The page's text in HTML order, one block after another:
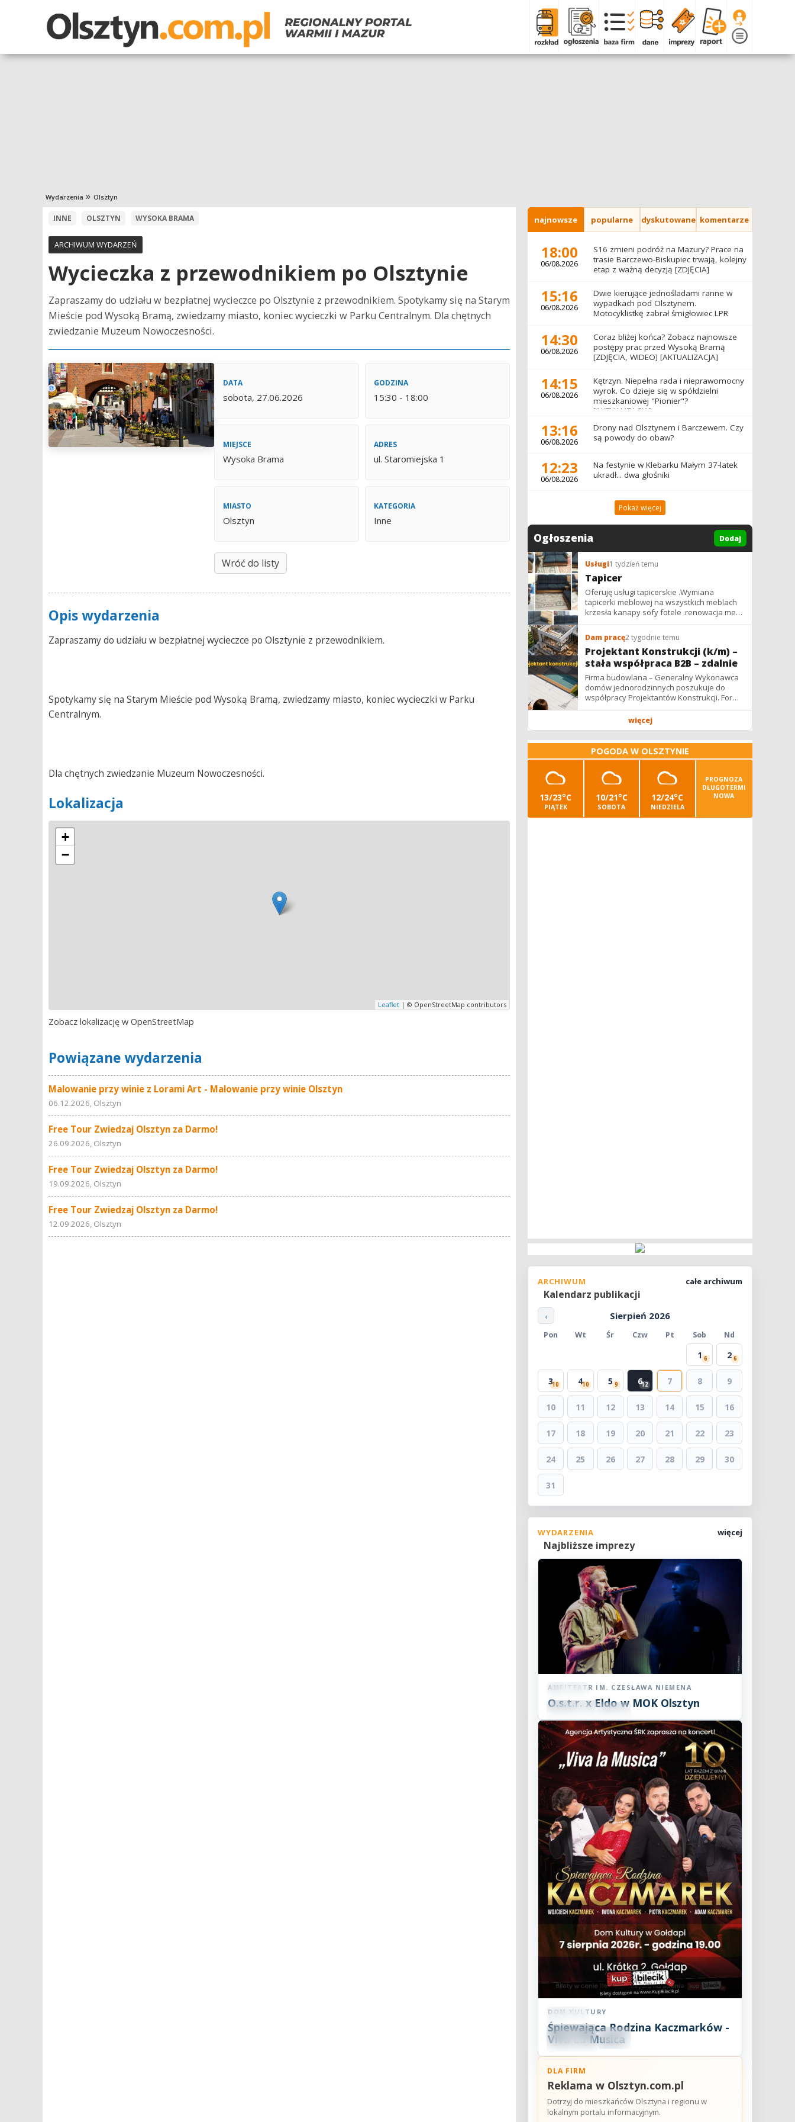
Wydarzenia Olsztyn
INNE OLSZTYN WYSOKA BRAMA
ARCHIWUM WYDARZEŃ
Wycieczka z przewodnikiem po Olsztynie
Zapraszamy do udziału w bezpłatnej wycieczce po Olsztynie z przewodnikiem. Spotykamy się na Starym
Mieście pod Wysoką Bramą, zwiedzamy miasto, koniec wycieczki w Parku Centralnym. Dla chętnych
zwiedzanie Muzeum Nowoczesności.
DATA
sobota, 27.06.2026
GODZINA
15:30 - 18:00
MIEJSCE
Wysoka Brama
ADRES
ul. Staromiejska 1
MIASTO
Olsztyn
KATEGORIA
Inne
Wróć do listy
Opis wydarzenia
Zapraszamy do udziału w bezpłatnej wycieczce po Olsztynie z przewodnikiem.
Spotykamy się na Starym Mieście pod Wysoką Bramą, zwiedzamy miasto, koniec wycieczki w Parku
Centralnym.
Dla chętnych zwiedzanie Muzeum Nowoczesności.
Lokalizacja
+
−
Leaflet | © OpenStreetMap contributors
Zobacz lokalizację w OpenStreetMap
Powiązane wydarzenia
Malowanie przy winie z Lorami Art - Malowanie przy winie Olsztyn
06.12.2026, Olsztyn
Free Tour Zwiedzaj Olsztyn za Darmo!
26.09.2026, Olsztyn
Free Tour Zwiedzaj Olsztyn za Darmo!
19.09.2026, Olsztyn
Free Tour Zwiedzaj Olsztyn za Darmo!
12.09.2026, Olsztyn
najnowsze popularne dyskutowane komentarze
18:00
06/08.2026
S16 zmieni podróż na Mazury? Prace na
trasie Barczewo-Biskupiec trwają, kolejny
etap z ważną decyzją [ZDJĘCIA]
15:16
06/08.2026
Dwie kierujące jednośladami ranne w
wypadkach pod Olsztynem.
Motocyklistkę zabrał śmigłowiec LPR
14:30
06/08.2026
Coraz bliżej końca? Zobacz najnowsze
postępy prac przed Wysoką Bramą
[ZDJĘCIA, WIDEO] [AKTUALIZACJA]
14:15
06/08.2026
Kętrzyn. Niepełna rada i nieprawomocny
wyrok. Co dzieje się w spółdzielni
mieszkaniowej "Pionier"?
[AKTUALIZACJA]
13:16
06/08.2026
Drony nad Olsztynem i Barczewem. Czy
są powody do obaw?
12:23
06/08.2026
Na festynie w Klebarku Małym 37-latek
ukradł... dwa głośniki
Pokaż więcej
Ogłoszenia Dodaj
Usługi1 tydzień temu
Tapicer
Oferuję usługi tapicerskie .Wymiana
tapicerki meblowej na wszystkich meblach
krzesła kanapy sofy fotele .renowacja mebli
vintage,PRL. glamur
Dam pracę2 tygodnie temu
Projektant Konstrukcji (k/m) –
stała współpraca B2B – zdalnie
Firma budowlana – Generalny Wykonawca
domów jednorodzinnych poszukuje do
współpracy Projektantów Konstrukcji. Forma
współpracy: B2B / podwykonawstwo –
więcej
POGODA W OLSZTYNIE
13/23°C
PIĄTEK
10/21°C
SOBOTA
12/24°C
NIEDZIELA
PROGNOZA
DŁUGOTERMI
NOWA
ARCHIWUM
Kalendarz publikacji
całe archiwum
‹ Sierpień 2026
Pon Wt Śr Czw Pt Sob Nd
1 6 2 6
310 410 5 9 612 7 8 9
10 11 12 13 14 15 16
17 18 19 20 21 22 23
24 25 26 27 28 29 30
31
WYDARZENIA
Najbliższe imprezy
więcej
Koncert
07 SIE
2026
AMFITEATR IM. CZESŁAWA NIEMENA
O.s.t.r. x Eldo w MOK Olsztyn
Koncert
07 SIE
2026 19:00
DOM KULTURY
Śpiewająca Rodzina Kaczmarków -
Viva La Musica
DLA FIRM
Reklama w Olsztyn.com.pl
Dotrzyj do mieszkańców Olsztyna i regionu w
lokalnym portalu informacyjnym.